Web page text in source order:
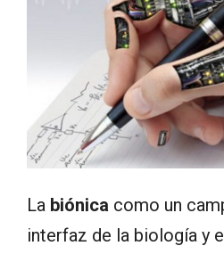
La biónica como un
interfaz de la biología y